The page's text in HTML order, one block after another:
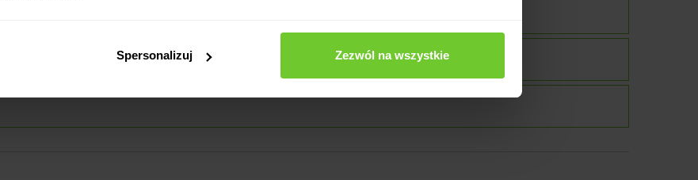
Spersonalizuj Zezwól na wszystkie